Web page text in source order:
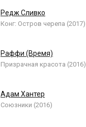
Редж Сливко
Конг: Остров черепа (2017)
Раффи (Время)
Призрачная красота (2016)
Адам Хантер
Союзники (2016)